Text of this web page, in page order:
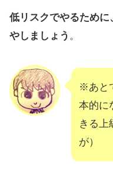
低リスクでやるため
やしましょう 。
※あと
本的に
きる上
が）